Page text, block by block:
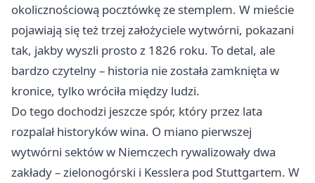
okolicznościową pocztówkę ze stemplem. W mieście
pojawiają się też trzej założyciele wytwórni, pokazani
tak, jakby wyszli prosto z 1826 roku. To detal, ale
bardzo czytelny – historia nie została zamknięta w
kronice, tylko wróciła między ludzi.
Do tego dochodzi jeszcze spór, który przez lata
rozpalał historyków wina. O miano pierwszej
wytwórni sektów w Niemczech rywalizowały dwa
zakłady – zielonogórski i Kesslera pod Stuttgartem. W